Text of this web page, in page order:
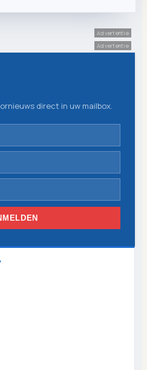
Advertentie
Advertentie
direct in uw mailbox.